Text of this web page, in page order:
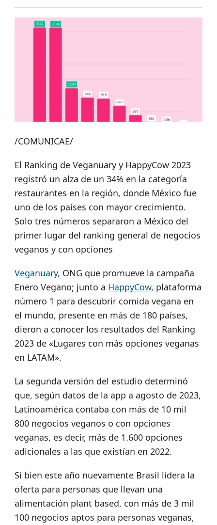
TwitterFacebook
LinkedIn
Email
/COMUNICAE/
El Ranking de Veganuary y HappyCow 2023
registró un alza de un 34% en la categoría
restaurantes en la región, donde México fue
uno de los países con mayor crecimiento.
Solo tres números separaron a México del
primer lugar del ranking general de negocios
veganos y con opciones
Veganuary, ONG que promueve la campaña
Enero Vegano; junto a HappyCow, plataforma
número 1 para descubrir comida vegana en
el mundo, presente en más de 180 países,
dieron a conocer los resultados del Ranking
2023 de «Lugares con más opciones veganas
en LATAM».
La segunda versión del estudio determinó
que, según datos de la app a agosto de 2023,
Latinoamérica contaba con más de 10 mil
800 negocios veganos o con opciones
veganas, es decir, más de 1.600 opciones
adicionales a las que existían en 2022.
Si bien este año nuevamente Brasil lidera la
oferta para personas que llevan una
alimentación plant based, con más de 3 mil
100 negocios aptos para personas veganas,